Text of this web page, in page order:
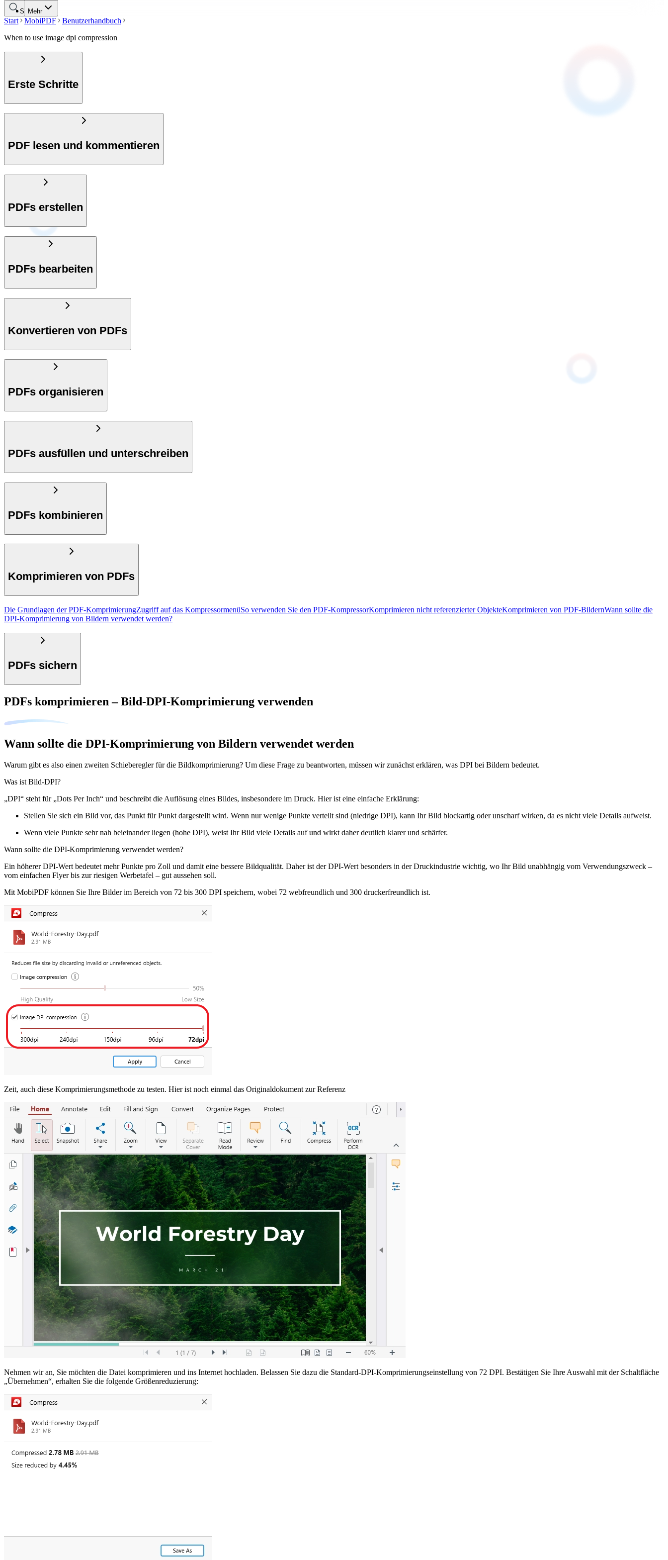
Mehr
Suche
Start MobiPDF
Benutzerhandbuch
When to use image dpi compression
Erste Schritte
PDF lesen und kommentieren
PDFs erstellen
PDFs bearbeiten
Konvertieren von PDFs
PDFs organisieren
PDFs ausfüllen und unterschreiben
PDFs kombinieren
Komprimieren von PDFs
Die Grundlagen der PDF-KomprimierungZugriff auf das KompressormenüSo verwenden Sie den PDF-KompressorKomprimieren nicht referenzierter ObjekteKomprimieren von PDF-BildernWann sollte die
DPI-Komprimierung von Bildern verwendet werden?
PDFs sichern
PDFs komprimieren – Bild-DPI-Komprimierung verwenden
Wann sollte die DPI-Komprimierung von Bildern verwendet werden
Warum gibt es also einen zweiten Schieberegler für die Bildkomprimierung? Um diese Frage zu beantworten, müssen wir zunächst erklären, was DPI bei Bildern bedeutet.
Was ist Bild-DPI?
„DPI“ steht für „Dots Per Inch“ und beschreibt die Auflösung eines Bildes, insbesondere im Druck. Hier ist eine einfache Erklärung:
Stellen Sie sich ein Bild vor, das Punkt für Punkt dargestellt wird. Wenn nur wenige Punkte verteilt sind (niedrige DPI), kann Ihr Bild blockartig oder unscharf wirken, da es nicht viele Details aufweist.
Wenn viele Punkte sehr nah beieinander liegen (hohe DPI), weist Ihr Bild viele Details auf und wirkt daher deutlich klarer und schärfer.
Wann sollte die DPI-Komprimierung verwendet werden?
Ein höherer DPI-Wert bedeutet mehr Punkte pro Zoll und damit eine bessere Bildqualität. Daher ist der DPI-Wert besonders in der Druckindustrie wichtig, wo Ihr Bild unabhängig vom Verwendungszweck –
vom einfachen Flyer bis zur riesigen Werbetafel – gut aussehen soll.
Mit MobiPDF können Sie Ihre Bilder im Bereich von 72 bis 300 DPI speichern, wobei 72 webfreundlich und 300 druckerfreundlich ist.
Zeit, auch diese Komprimierungsmethode zu testen. Hier ist noch einmal das Originaldokument zur Referenz
Nehmen wir an, Sie möchten die Datei komprimieren und ins Internet hochladen. Belassen Sie dazu die Standard-DPI-Komprimierungseinstellung von 72 DPI. Bestätigen Sie Ihre Auswahl mit der Schaltfläche
„Übernehmen“, erhalten Sie die folgende Größenreduzierung: